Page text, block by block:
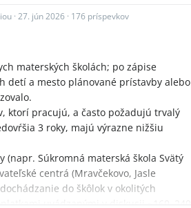
· 27. jún 2026 · 176 príspevkov
materských školách; po zápise
detí a mesto plánované prístavby alebo
ktorí pracujú, a často požadujú trvalý
3 roky, majú výrazne nižšiu
Súkromná materská škola Svätý
centrá (Mravčekovo, Jasle
do škôlok v okolitých